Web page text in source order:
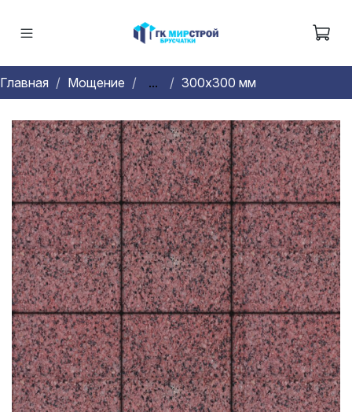
Главная Мощение ... 300х300 мм